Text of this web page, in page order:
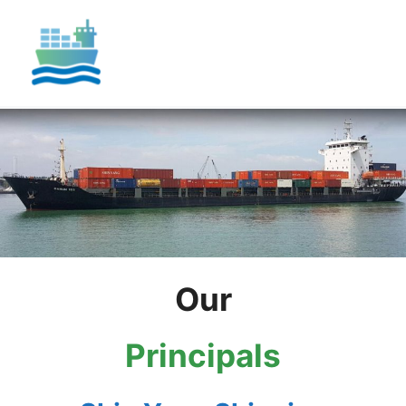
content
Our
Principals